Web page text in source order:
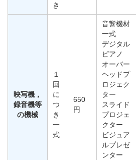
き
映写機，
録音機等
の機械
１
回
に
つ
き
一
式
650
円
音響機材
一式
デジタル
ピアノ
オーバー
ヘッドプ
ロジェク
ター
スライド
プロジェ
クター
ビジュア
ルプレゼ
ンター